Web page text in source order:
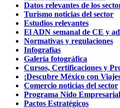
Datos relevantes de los
Turismo noticias del sector
Estudios relevantes
El ADN semanal de CE y
Normativas y regulaciones
Infografías
Galería fotográfica
Cursos, Certificaciones y
¡Descubre México con
Comercio noticias del sector
Programa Nido
Pactos Estratégicos